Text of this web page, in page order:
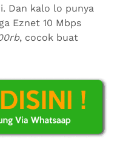
Dan kalo lo punya
Eznet 10 Mbps
, cocok buat